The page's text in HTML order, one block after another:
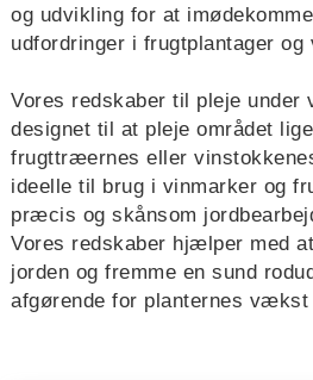
og udvikling for at
udfordringer i frugtplantager og
Vores redskaber til pleje under
designet til at pleje området
frugttræernes eller
ideelle til brug i vinmarker og
præcis og skånsom
Vores redskaber hjælper med
jorden og fremme en sund
afgørende for planternes vækst